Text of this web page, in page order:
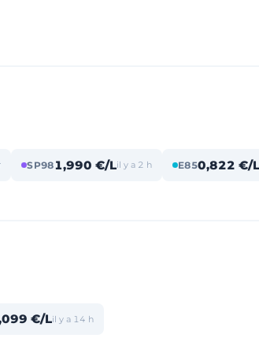
SP981,990 €/Lil y a 2 h E850,822 €/L
€/Lil y a 14 h